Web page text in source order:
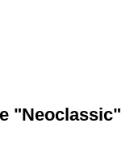
"Neoclassic"